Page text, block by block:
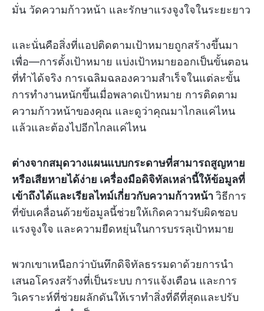
มั่น วัดความก้าวหน้า และรักษาแรงจูงใจในระยะยาว
และนั่นคือสิ่งที่แอปติดตามเป้าหมายถูกสร้างขึ้นมา
เพื่อ—การตั้งเป้าหมาย แบ่งเป้าหมายออกเป็นขั้นตอน
ที่ทำได้จริง การเฉลิมฉลองความสำเร็จในแต่ละขั้น
การทำงานหนักขึ้นเมื่อพลาดเป้าหมาย การติดตาม
ความก้าวหน้าของคุณ และดูว่าคุณมาไกลแค่ไหน
แล้วและต้องไปอีกไกลแค่ไหน
ต่างจากสมุดวางแผนแบบกระดาษที่สามารถสูญหาย
หรือเสียหายได้ง่าย เครื่องมือดิจิทัลเหล่านี้ให้ข้อมูลที่
เข้าถึงได้และเรียลไทม์เกี่ยวกับความก้าวหน้าวิธีการ
ที่ขับเคลื่อนด้วยข้อมูลนี้ช่วยให้เกิดความรับผิดชอบ
แรงจูงใจ และความยืดหยุ่นในการบรรลุเป้าหมาย
พวกเขาเหนือกว่าบันทึกดิจิทัลธรรมดาด้วยการนำ
เสนอโครงสร้างที่เป็นระบบ การแจ้งเตือน และการ
วิเคราะห์ที่ช่วยผลักดันให้เราทำสิ่งที่ดีที่สุดและปรับ